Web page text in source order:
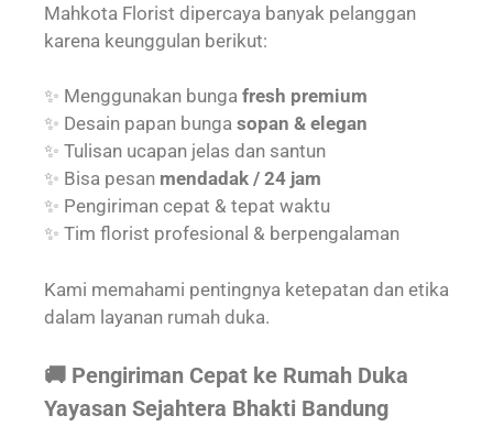
Mahkota Florist dipercaya banyak pelanggan
karena keunggulan berikut:
✨ Menggunakan bunga fresh premium
✨ Desain papan bunga sopan & elegan
✨ Tulisan ucapan jelas dan santun
✨ Bisa pesan mendadak / 24 jam
✨ Pengiriman cepat & tepat waktu
✨ Tim florist profesional & berpengalaman
Kami memahami pentingnya ketepatan dan etika
dalam layanan rumah duka.
🚚 Pengiriman Cepat ke Rumah Duka
Yayasan Sejahtera Bhakti Bandung